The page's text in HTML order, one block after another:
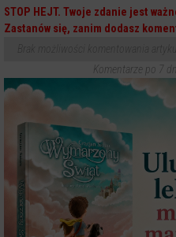
STOP HEJT. Twoje zdanie jest
Zastanów się, zanim dodasz
Komentarze po 7